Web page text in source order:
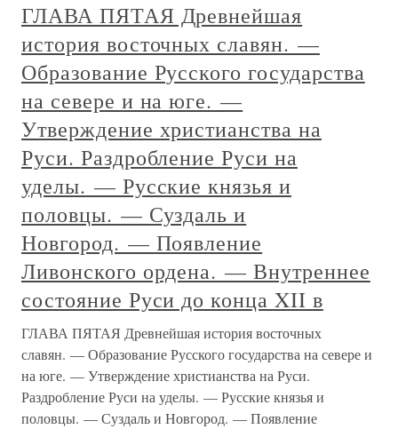
ГЛАВА ПЯТАЯ Древнейшая
история восточных славян. —
Образование Русского государства
на севере и на юге. —
Утверждение христианства на
Руси. Раздробление Руси на
уделы. — Русские князья и
половцы. — Суздаль и
Новгород. — Появление
Ливонского ордена. — Внутреннее
состояние Руси до конца XII в
ГЛАВА ПЯТАЯ Древнейшая история восточных
славян. — Образование Русского государства на севере и
на юге. — Утверждение христианства на Руси.
Раздробление Руси на уделы. — Русские князья и
половцы. — Суздаль и Новгород. — Появление